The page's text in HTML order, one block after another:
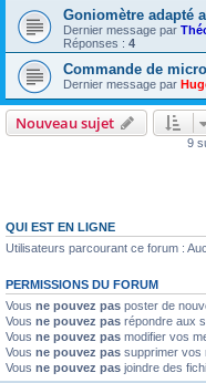
Goniomètre adapté
Dernier message par
Réponses : 4
Commande de
Dernier message par
Nouveau sujet
9
QUI EST EN LIGNE
Utilisateurs parcourant ce forum :
PERMISSIONS DU FORUM
Vous ne pouvez pas poster de
Vous ne pouvez pas répondre aux
Vous ne pouvez pas modifier vos
Vous ne pouvez pas supprimer vos
Vous ne pouvez pas joindre des